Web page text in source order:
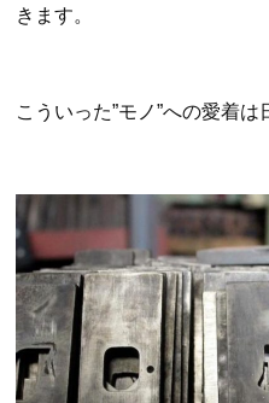
きます。
こういった”モノ”への愛着は